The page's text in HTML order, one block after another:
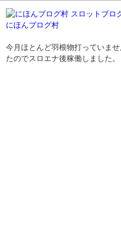
にほんブログ村
今月ほとんど羽根物打っていま
たのでスロエナ後稼働しました。